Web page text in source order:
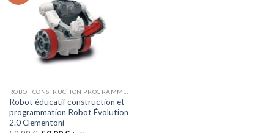
Robot éducatif construction et
programmation Robot Évolution
2.0 Clementoni